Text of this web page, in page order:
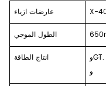
عارضات ازياء X-
الطول الموجي
انتاج الطاقة
وGT. 1mW
و